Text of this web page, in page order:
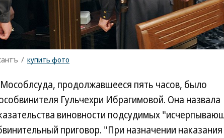
/ купить фото
продолжавшееся пять часов, было
Гульчехри Ибрагимовой. Она назвала
виновности подсудимых
приговор. "При назначении наказания